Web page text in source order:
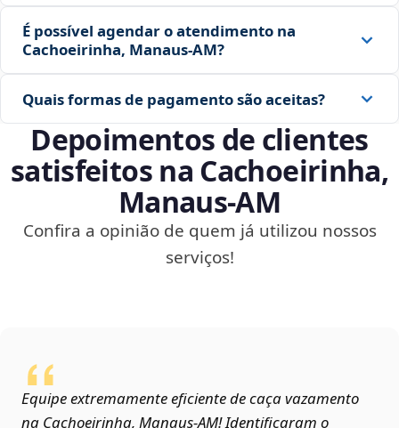
É possível agendar o atendimento na
Cachoeirinha, Manaus‑AM?
Quais formas de pagamento são aceitas?
Depoimentos de clientes
satisfeitos na Cachoeirinha,
Manaus‑AM
Confira a opinião de quem já utilizou nossos
serviços!
Equipe extremamente eficiente de caça vazamento
na Cachoeirinha, Manaus‑AM! Identificaram o